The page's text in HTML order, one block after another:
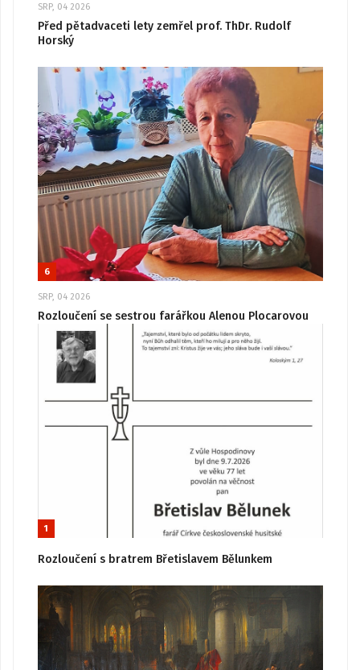
SRP, 04 2026
Před pětadvaceti lety zemřel prof. ThDr. Rudolf
Horský
6
SRP, 04 2026
Rozloučení se sestrou farářkou Alenou Plocarovou
1
Rozloučení s bratrem Břetislavem Bělunkem